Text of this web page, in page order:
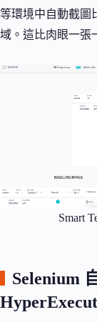
等環境中自動截圖
域。這比肉眼一張
Smart
Selenium